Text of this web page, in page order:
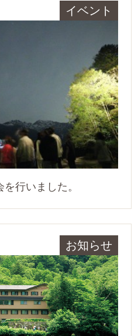
イベント
行いました。
お知らせ